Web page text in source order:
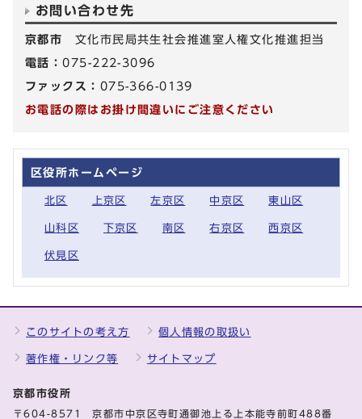
お問い合わせ先
京都市 文化市民局共生社会推進室人権文化推進担当
電話：075-222-3096
ファックス： 075-366-0139
お電話の際はお掛け間違いにご注意ください
区役所ホームページ
北区 上京区 左京区 中京区 東山区
山科区 下京区 南区 右京区 西京区
伏見区
このサイトの考え方 個人情報の取扱い
著作権・リンク等 サイトマップ
京都市役所
〒604-8571 京都市中京区寺町通御池上る上本能寺前町488番